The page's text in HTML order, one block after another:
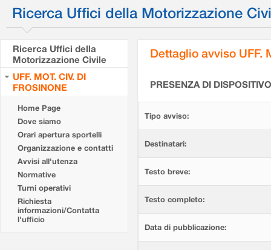
Ricerca Uffici della Motorizzazione
Ricerca Uffici della
Motorizzazione Civile
UFF. MOT. CIV. DI
FROSINONE
Home Page
Dove siamo
Orari apertura sportelli
Organizzazione e contatti
Avvisi all'utenza
Normative
Turni operativi
Richiesta
informazioni/Contatta
l'ufficio
Dettaglio avviso UFF.
PRESENZA DI
Tipo avviso:
Destinatari:
Testo breve:
Testo completo:
Data di pubblicazione: